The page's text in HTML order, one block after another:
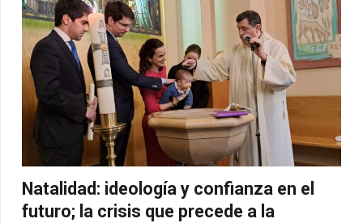
Natalidad: ideología y confianza en el
futuro; la crisis que precede a la